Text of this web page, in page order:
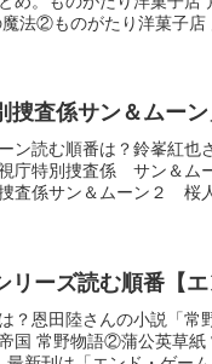
法②ものがたり洋菓子店
査係サン＆ムーン
ン読む順番は？鈴峯紅也
庁特別捜査係 サン＆
査係サン＆ムーン２ 桜
ーズ読む順番【エ
？恩田陸さんの小説「常
国 常野物語②蒲公英草